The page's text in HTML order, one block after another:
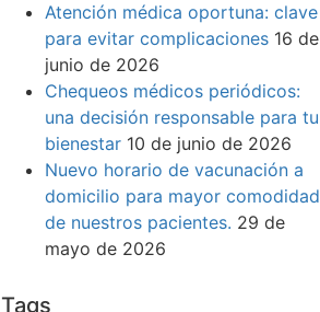
Atención médica oportuna: clave
para evitar complicaciones 16 de
junio de 2026
Chequeos médicos periódicos:
una decisión responsable para tu
bienestar 10 de junio de 2026
Nuevo horario de vacunación a
domicilio para mayor comodidad
de nuestros pacientes. 29 de
mayo de 2026
Tags